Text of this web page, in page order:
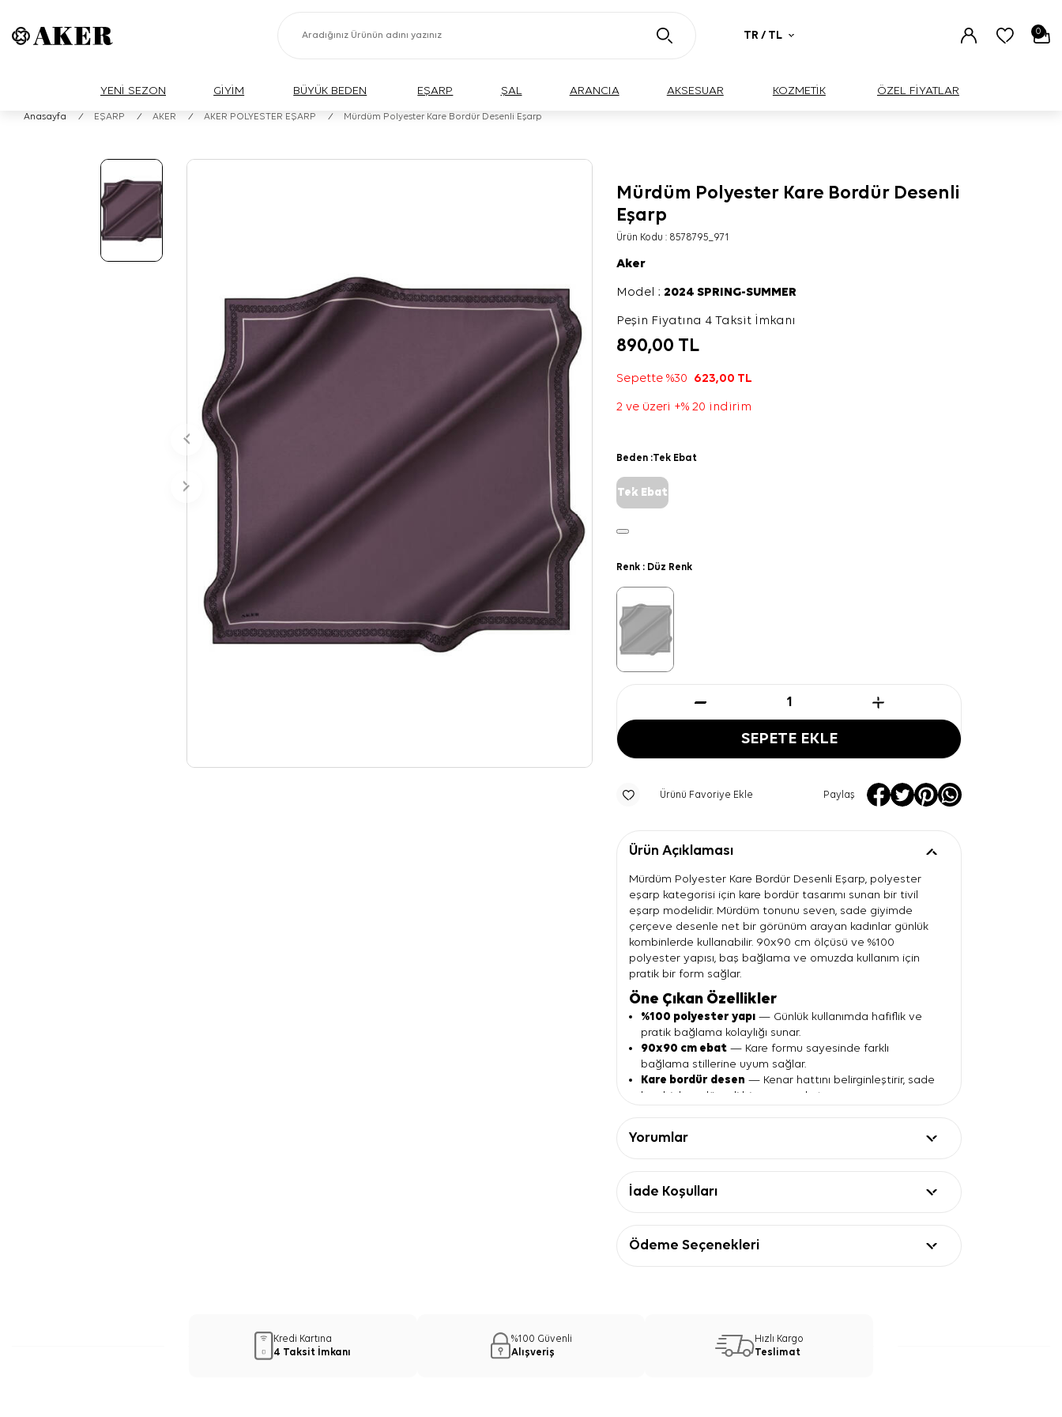
TR / TL 0
YENİ SEZON GİYİM BÜYÜK BEDEN EŞARP ŞAL ARANCIA AKSESUAR KOZMETİK ÖZEL FİYATLAR
Anasayfa / EŞARP / AKER / AKER POLYESTER EŞARP / Mürdüm Polyester Kare Bordür Desenli Eşarp
Mürdüm Polyester Kare Bordür Desenli
Eşarp
Ürün Kodu : 8578795_971
Aker
Model :2024 SPRING-SUMMER
Peşin Fiyatına 4 Taksit İmkanı
890,00 TL
Sepette %30 623,00 TL
2 ve üzeri +% 20 indirim
Beden :Tek Ebat
Tek Ebat
Renk : Düz Renk
SEPETE EKLE
Ürünü Favoriye Ekle Paylaş
Ürün Açıklaması
Mürdüm Polyester Kare Bordür Desenli Eşarp, polyester
eşarp kategorisi için kare bordür tasarımı sunan bir tivil
eşarp modelidir. Mürdüm tonunu seven, sade giyimde
çerçeve desenle net bir görünüm arayan kadınlar günlük
kombinlerde kullanabilir. 90x90 cm ölçüsü ve %100
polyester yapısı, baş bağlama ve omuzda kullanım için
pratik bir form sağlar.
Öne Çıkan Özellikler
%100 polyester yapı — Günlük kullanımda hafiflik ve
pratik bağlama kolaylığı sunar.
90x90 cm ebat — Kare formu sayesinde farklı
bağlama stillerine uyum sağlar.
Kare bordür desen — Kenar hattını belirginleştirir, sade
kombinlere düzenli bir çerçeve katar.
Tivil eşarp dokusu
Ürün Detayları
Ebat
90x90 cm
Polyester
Yorumlar
İade Koşulları
Ödeme Seçenekleri
Kredi Kartına
4 Taksit İmkanı
%100 Güvenli
Alışveriş
Hızlı Kargo
Teslimat